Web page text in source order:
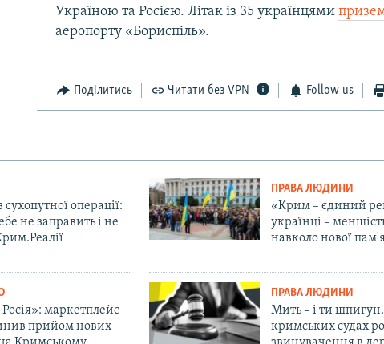
Україною та Росією. Літак із 35 українцями
аеропорту «Бориспіль».
Поділитись Читати без VPN Follow us
сухопутної операції:
не заправить і не
ПРАВА ЛЮДИНИ
«Крим – єдиний
українці –
навколо нової
маркетплейс
прийом нових
ПРАВА ЛЮДИНИ
Мить – і ти
кримських судах